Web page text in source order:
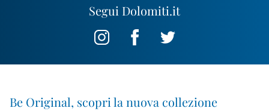
Segui Dolomiti.it
Be Original, scopri la nuova collezione